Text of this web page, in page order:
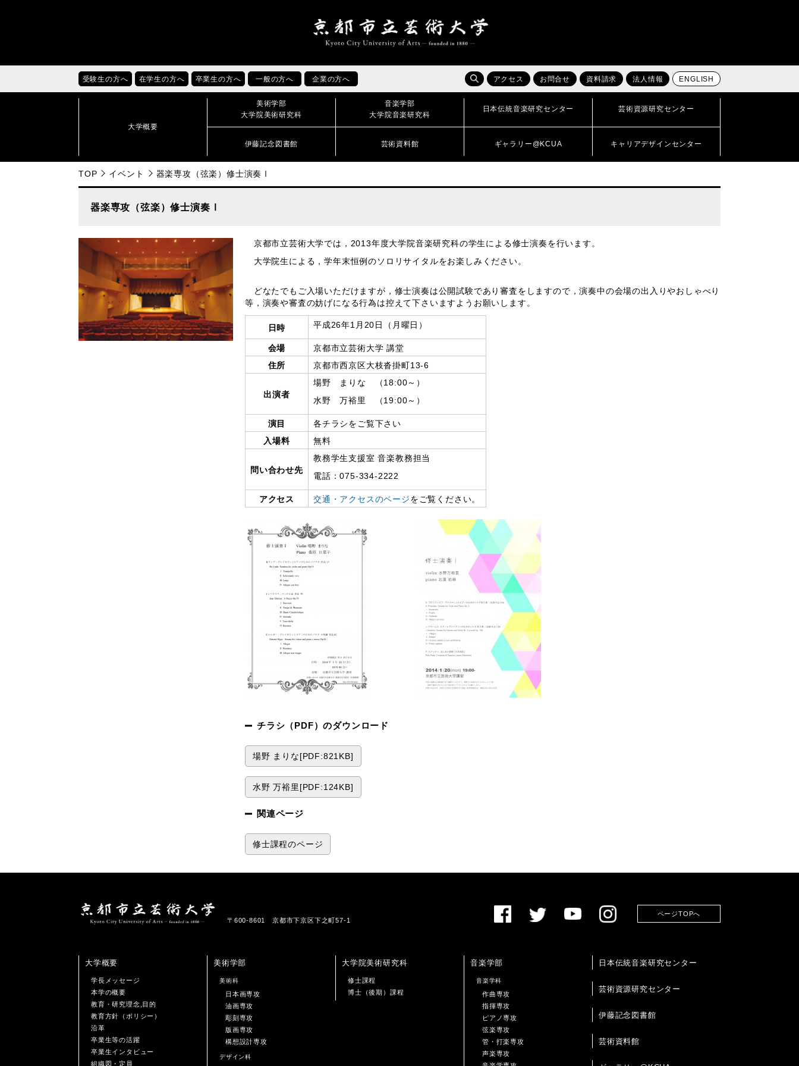
受験生の方へ 在学生の方へ 卒業生の方へ 一般の方へ 企業の方へ アクセス お問合せ 資料請求 法人情報 ENGLISH
大学概要
美術学部
大学院美術研究科
音楽学部
大学院音楽研究科
日本伝統音楽研究センター 芸術資源研究センター
伊藤記念図書館 芸術資料館 ギャラリー@KCUA キャリアデザインセンター
TOP イベント 器楽専攻（弦楽）修士演奏Ⅰ
器楽専攻（弦楽）修士演奏Ⅰ
京都市立芸術大学では，2013年度大学院音楽研究科の学生による修士演奏を行います。
大学院生による，学年末恒例のソロリサイタルをお楽しみください。
どなたでもご入場いただけますが，修士演奏は公開試験であり審査をしますので，演奏中の会場の出入りやおしゃべり
等，演奏や審査の妨げになる行為は控えて下さいますようお願いします。
日時 平成26年1月20日（月曜日）
会場
京都市立芸術大学 講堂
住所
京都市西京区大枝沓掛町13-6
出演者
場野 まりな （18:00～）
水野 万裕里 （19:00～）
演目
各チラシをご覧下さい
入場料
無料
問い合わせ先
教務学生支援室 音楽教務担当
電話：075-334-2222
アクセス 交通・アクセスのページ をご覧ください。
チラシ（PDF）のダウンロード
場野 まりな[PDF:821KB]
水野 万裕里[PDF:124KB]
関連ページ
修士課程のページ
〒600-8601 京都市下京区下之町57-1
ページTOPへ
大学概要
学長メッセージ
本学の概要
教育・研究理念,目的
教育方針（ポリシー）
沿革
卒業生等の活躍
卒業生インタビュー
組織図・定員
美術学部
美術科
日本画専攻
油画専攻
彫刻専攻
版画専攻
構想設計専攻
デザイン科
大学院美術研究科
修士課程
博士（後期）課程
音楽学部
音楽学科
作曲専攻
指揮専攻
ピアノ専攻
弦楽専攻
管・打楽専攻
声楽専攻
日本伝統音楽研究センター
芸術資源研究センター
伊藤記念図書館
芸術資料館